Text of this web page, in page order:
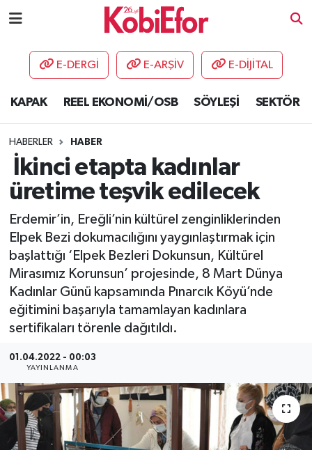
E-DERGİ E-ARŞİV E-DİJİTAL
KAPAK REEL EKONOMİ/OSB SÖYLEŞİ SEKTÖR
HABERLER HABER
İkinci etapta kadınlar
üretime teşvik edilecek
Erdemir’in, Ereğli’nin kültürel zenginliklerinden
Elpek Bezi dokumacılığını yaygınlaştırmak için
başlattığı ‘Elpek Bezleri Dokunsun, Kültürel
Mirasımız Korunsun’ projesinde, 8 Mart Dünya
Kadınlar Günü kapsamında Pınarcık Köyü’nde
eğitimini başarıyla tamamlayan kadınlara
sertifikaları törenle dağıtıldı.
01.04.2022 - 00:03
YAYINLANMA
AKADEMİ
DESTEK-TEŞVİK
ETKİNLİK
GÜNCEL
HABERLER
KAPAK
ŞİRKET PANO
SÖYLEŞİ
ÜLKE